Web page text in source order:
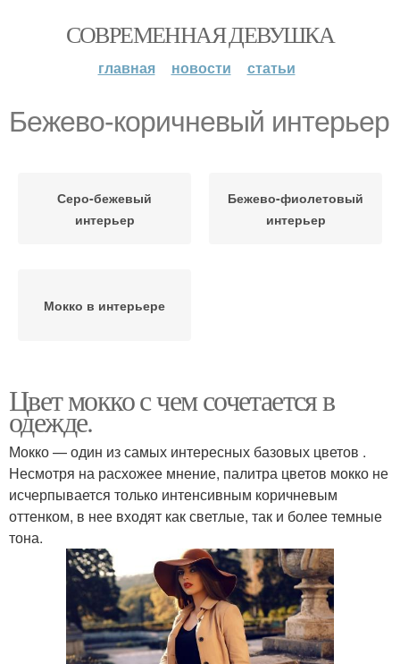
СОВРЕМЕННАЯ ДЕВУШКА
главная новости статьи
Бежево-коричневый интерьер
Серо-бежевый
интерьер
Бежево-фиолетовый
интерьер
Мокко в интерьере
Цвет мокко с чем сочетается в
одежде.
Мокко — один из самых интересных базовых цветов .
Несмотря на расхожее мнение, палитра цветов мокко не
исчерпывается только интенсивным коричневым
оттенком, в нее входят как светлые, так и более темные
тона.